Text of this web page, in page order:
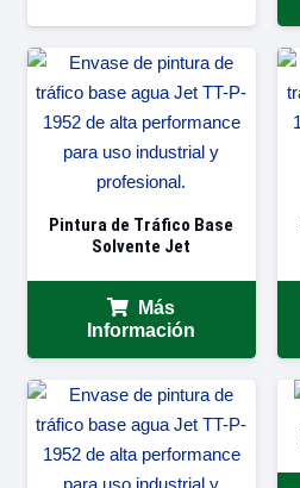
Pintura de Tráfico Base
Solvente Jet
Más
Información